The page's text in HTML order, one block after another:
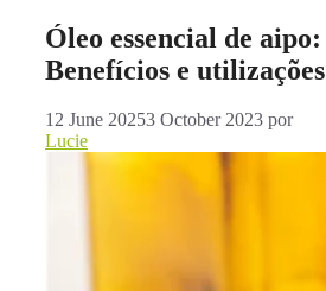
Óleo essencial de aipo:
Benefícios e utilizações
12 June 20253 October 2023 por
Lucie